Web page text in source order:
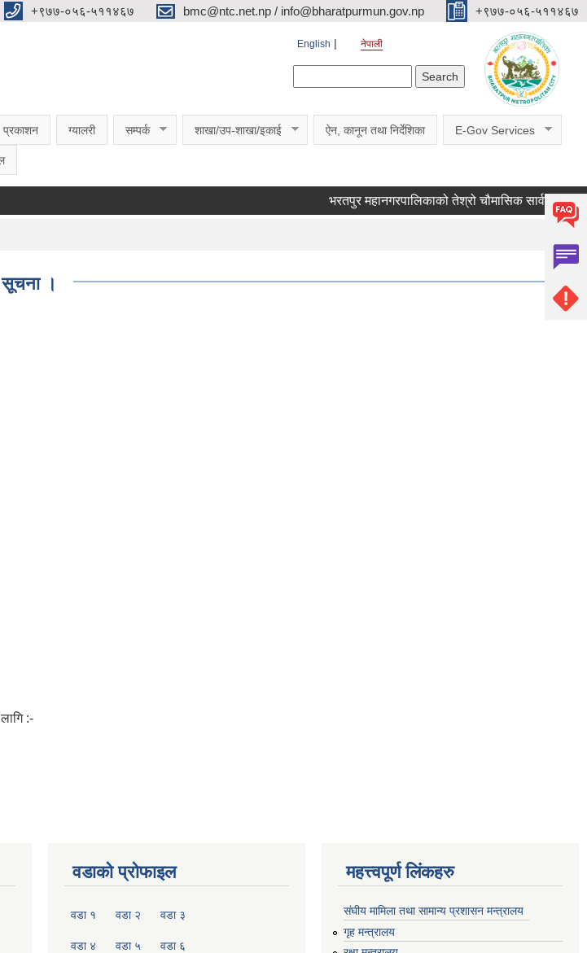
‌‌+९७७-०५६-५११४६७ bmc@ntc.net.np / info@bharatpurmun.gov.np ‌‌+९७७-०५६-५११४६७
English नेपाली
प्रकाशन ग्यालरी सम्पर्क शाखा/उप-शाखा/इकाई ऐन, कानून तथा निर्देशिका E-Gov Services
भरतपुर महानगरपालिकाको तेश्रो चौमासिक सार्वजनिक सुनुवाई
सूचना ।
:-
वडाको प्रोफाइल
वडा १ वडा २ वडा ३
वडा ४ वडा ५ वडा ६
महत्त्वपूर्ण लिंकहरु
संघीय मामिला तथा सामान्य प्रशासन मन्त्रालय
गृह मन्त्रालय